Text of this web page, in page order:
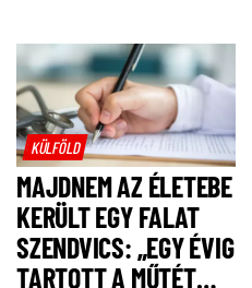
KÜLFÖLD
MAJDNEM AZ ÉLETEBE
KERÜLT EGY FALAT
SZENDVICS: „EGY ÉVIG
TARTOTT A MŰTÉT